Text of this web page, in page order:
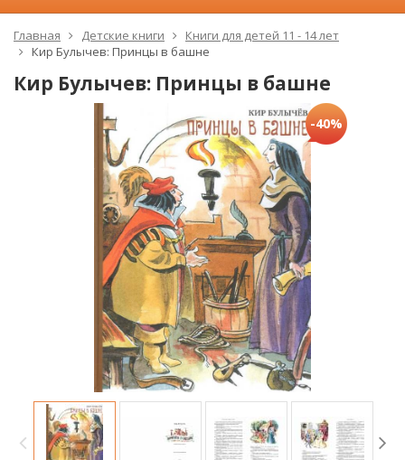
Главная Детские книги
Книги для детей 11 - 14 лет
Кир Булычев: Принцы в башне
Кир Булычев: Принцы в башне
-40%